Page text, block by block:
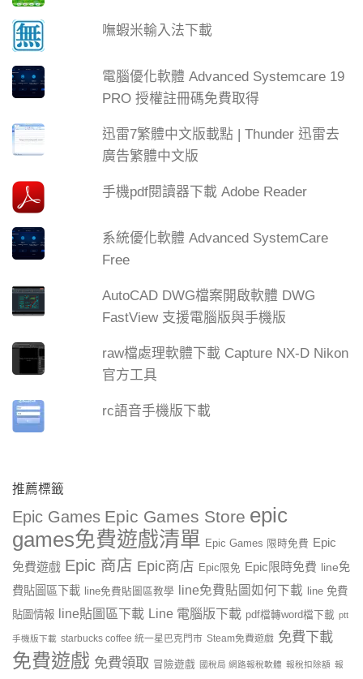
嘸蝦米輸入法下載
電腦優化軟體 Advanced Systemcare 19
PRO 授權註冊碼免費取得
迅雷7繁體中文版載點 | Thunder 迅雷去
廣告繁體中文版
手機pdf閱讀器下載 Adobe Reader
系統優化軟體 Advanced SystemCare
Free
AutoCAD DWG檔案開啟軟體 DWG
FastView 支援電腦版與手機版
raw檔處理軟體下載 Capture NX-D Nikon
官方工具
rc語音手機版下載
推薦標籤
Epic Games Epic Games Store epic
games免費遊戲清單 Epic Games 限時免費 Epic
免費遊戲 Epic 商店 Epic商店 Epic限免 Epic限時免費 line免
費貼圖區下載
line免費貼圖區教學 line免費貼圖如何下載
line 免費
貼圖情報
line貼圖區下載 Line 電腦版下載 pdf檔轉word檔下載 ptt
手機版下載 starbucks coffee 統一星巴克門市 Steam免費遊戲 免費下載
免費遊戲 免費領取 冒險遊戲 國稅局 網路報稅軟體 報稅扣除額 報